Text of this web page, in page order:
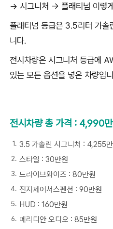
→ 시그니처 → 플래티넘 이렇
플래티넘 등급은 3.5리터 가솔
니다.
전시차량은 시그니처 등급에
있는 모든 옵션을 넣은 차량입
전시차량 총 가격 : 4,990
3.5 가솔린 시그니처 : 4,255
스타일 : 30만원
드라이브와이즈 : 80만원
전자제어서스펜션 : 90만원
HUD : 160만원
메리디안 오디오 : 85만원